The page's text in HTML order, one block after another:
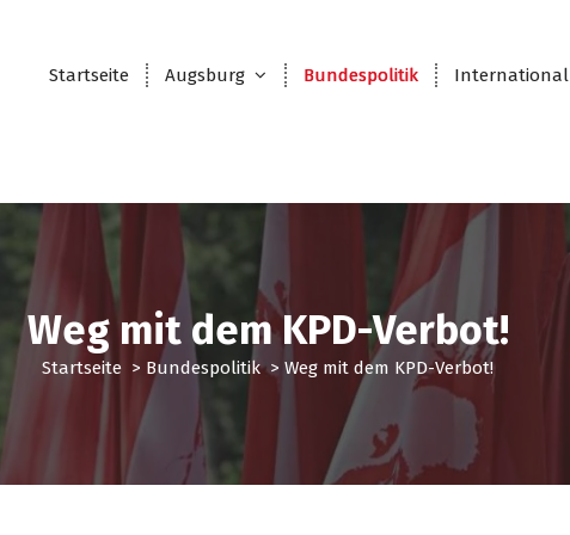
Startseite Augsburg Bundespolitik International
Weg mit dem KPD-Verbot!
Startseite > Bundespolitik> Weg mit dem KPD-Verbot!